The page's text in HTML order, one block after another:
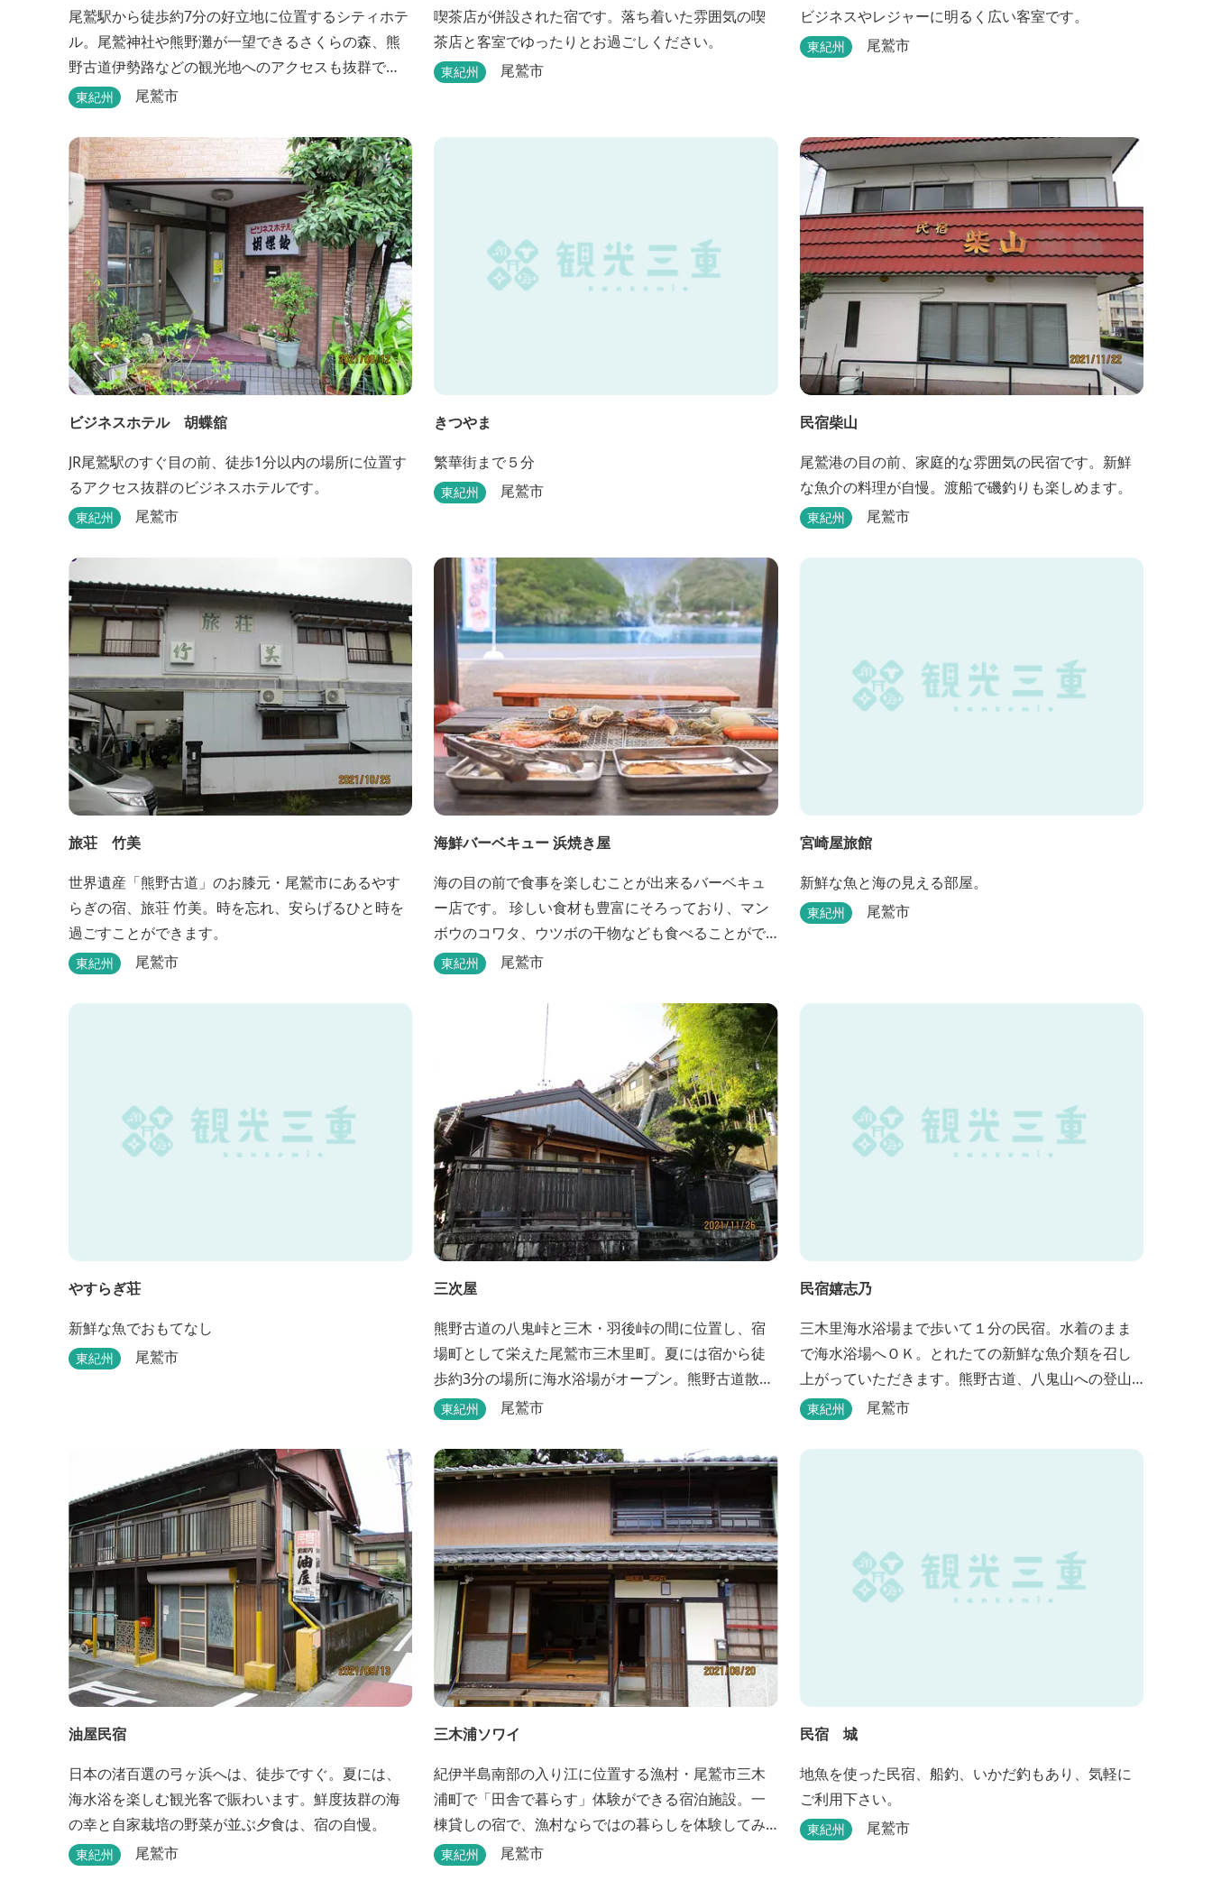
尾鷲駅から徒歩約7分の好立地に位置するシティホテ
ル。尾鷲神社や熊野灘が一望できるさくらの森、熊
野古道伊勢路などの観光地へのアクセスも抜群で
す。
東紀州 尾鷲市
喫茶店が併設された宿です。落ち着いた雰囲気の喫
茶店と客室でゆったりとお過ごしください。
東紀州 尾鷲市
ビジネスやレジャーに明るく広い客室です。
東紀州 尾鷲市
ビジネスホテル 胡蝶舘
JR尾鷲駅のすぐ目の前、徒歩1分以内の場所に位置す
るアクセス抜群のビジネスホテルです。
東紀州 尾鷲市
きつやま
繁華街まで５分
東紀州 尾鷲市
民宿柴山
尾鷲港の目の前、家庭的な雰囲気の民宿です。新鮮
な魚介の料理が自慢。渡船で磯釣りも楽しめます。
東紀州 尾鷲市
旅荘 竹美
世界遺産「熊野古道」のお膝元・尾鷲市にあるやす
らぎの宿、旅荘 竹美。時を忘れ、安らげるひと時を
過ごすことができます。
東紀州 尾鷲市
海鮮バーベキュー 浜焼き屋
海の目の前で食事を楽しむことが出来るバーベキュ
ー店です。 珍しい食材も豊富にそろっており、マン
ボウのコワタ、ウツボの干物なども食べることがで
きます。
東紀州 尾鷲市
宮崎屋旅館
新鮮な魚と海の見える部屋。
東紀州 尾鷲市
やすらぎ荘
新鮮な魚でおもてなし
東紀州 尾鷲市
三次屋
熊野古道の八鬼峠と三木・羽後峠の間に位置し、宿
場町として栄えた尾鷲市三木里町。夏には宿から徒
歩約3分の場所に海水浴場がオープン。熊野古道散策
はもちろん、林業体験もできます。
東紀州 尾鷲市
民宿嬉志乃
三木里海水浴場まで歩いて１分の民宿。水着のまま
で海水浴場へＯＫ。とれたての新鮮な魚介類を召し
上がっていただきます。熊野古道、八鬼山への登山
には便利。
東紀州 尾鷲市
油屋民宿
日本の渚百選の弓ヶ浜へは、徒歩ですぐ。夏には、
海水浴を楽しむ観光客で賑わいます。鮮度抜群の海
の幸と自家栽培の野菜が並ぶ夕食は、宿の自慢。
東紀州 尾鷲市
三木浦ソワイ
紀伊半島南部の入り江に位置する漁村・尾鷲市三木
浦町で「田舎で暮らす」体験ができる宿泊施設。一
棟貸しの宿で、漁村ならではの暮らしを体験してみ
ませんか。
東紀州 尾鷲市
民宿 城
地魚を使った民宿、船釣、いかだ釣もあり、気軽に
ご利用下さい。
東紀州 尾鷲市